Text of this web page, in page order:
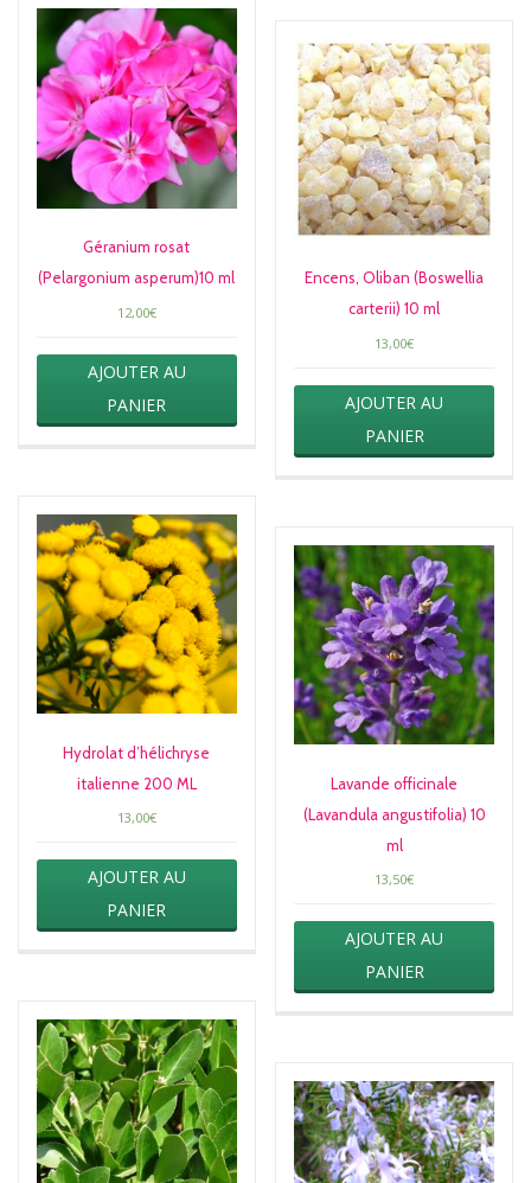
Géranium rosat
(Pelargonium asperum)10 ml
12,00€
AJOUTER AU
PANIER
Encens, Oliban (Boswellia
carterii) 10 ml
13,00€
AJOUTER AU
PANIER
Hydrolat d’hélichryse
italienne 200 ML
13,00€
AJOUTER AU
PANIER
Lavande officinale
(Lavandula angustifolia) 10
ml
13,50€
AJOUTER AU
PANIER